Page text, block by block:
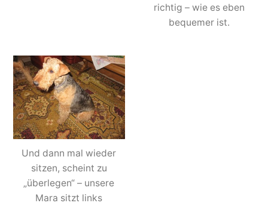
richtig – wie es eben
bequemer ist.
Und dann mal wieder
sitzen, scheint zu
„überlegen“ – unsere
Mara sitzt links